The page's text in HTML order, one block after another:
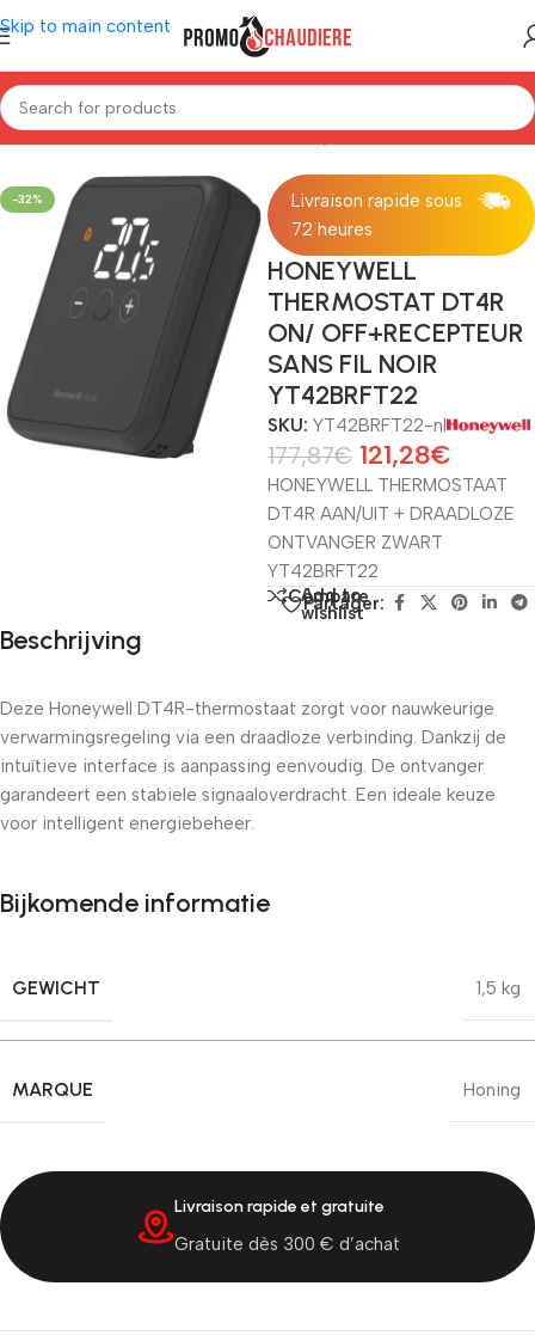
Skip to main content
Home/Thermostaat/Thermostaat Honeywell
-32%
Livraison rapide sous
72 heures
HONEYWELL
THERMOSTAT DT4R
ON/ OFF+RECEPTEUR
SANS FIL NOIR
YT42BRFT22
SKU: YT42BRFT22-nl
177,87€ 121,28€
HONEYWELL THERMOSTAAT
DT4R AAN/UIT + DRAADLOZE
ONTVANGER ZWART
YT42BRFT22
Compare
Add to
wishlist
Partager:
Beschrijving
Deze Honeywell DT4R-thermostaat zorgt voor nauwkeurige
verwarmingsregeling via een draadloze verbinding. Dankzij de
intuïtieve interface is aanpassing eenvoudig. De ontvanger
garandeert een stabiele signaaloverdracht. Een ideale keuze
voor intelligent energiebeheer.
Bijkomende informatie
GEWICHT 1,5 kg
MARQUE Honing
Livraison rapide et gratuite
Gratuite dès 300 € d’achat